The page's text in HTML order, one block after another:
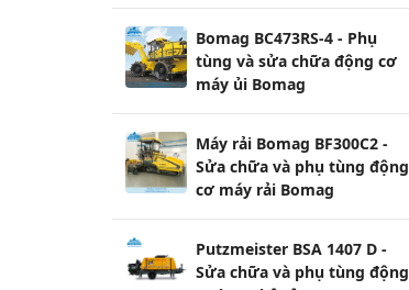
Bomag BC473RS-4 - Phụ
tùng và sửa chữa động cơ
máy ủi Bomag
Máy rải Bomag BF300C2 -
Sửa chữa và phụ tùng động
cơ máy rải Bomag
Putzmeister BSA 1407 D -
Sửa chữa và phụ tùng động